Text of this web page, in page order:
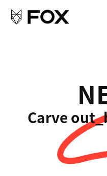
FOXとは
創業ストーリー
Service
CASEPLAY
Company
Carve